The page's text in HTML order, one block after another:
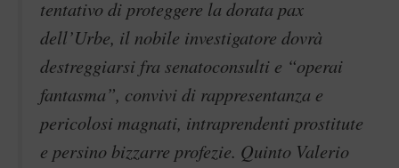
tentativo di proteggere la dorata pax
dell’Urbe, il nobile investigatore dovrà
destreggiarsi fra senatoconsulti e “operai
fantasma”, convivi di rappresentanza e
pericolosi magnati, intraprendenti prostitute
e persino bizzarre profezie. Quinto Valerio